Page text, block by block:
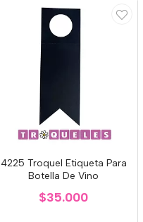
4225 Troquel Etiqueta Para
Botella De Vino
$35.000